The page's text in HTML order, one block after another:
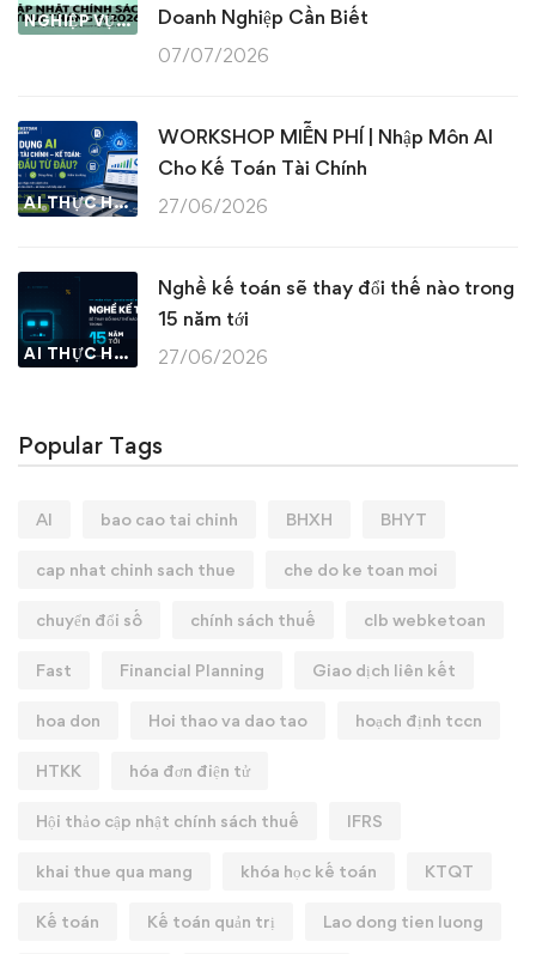
NGHIỆP VỤ KẾ TOÁN & THUẾ
Doanh Nghiệp Cần Biết
07/07/2026
AI THỰC HÀNH
WORKSHOP MIỄN PHÍ | Nhập Môn AI
Cho Kế Toán Tài Chính
27/06/2026
AI THỰC HÀNH
Nghề kế toán sẽ thay đổi thế nào trong
15 năm tới
27/06/2026
Popular Tags
AI bao cao tai chinh BHXH BHYT
cap nhat chinh sach thue che do ke toan moi
chuyển đổi số chính sách thuế clb webketoan
Fast Financial Planning Giao dịch liên kết
hoa don Hoi thao va dao tao hoạch định tccn
HTKK hóa đơn điện tử
Hội thảo cập nhật chính sách thuế IFRS
khai thue qua mang khóa học kế toán KTQT
Kế toán Kế toán quản trị Lao dong tien luong